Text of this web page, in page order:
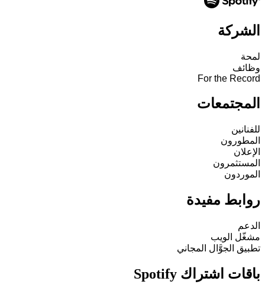
الشركة
لمحة
وظائف
For the Record
المجتمعات
للفنانين
المطورون
الإعلان
المستثمرون
الموردون
روابط مفيدة
الدعم
مشغّل الويب
تطبيق الجوَّال المجاني
باقات اشتراك Spotify